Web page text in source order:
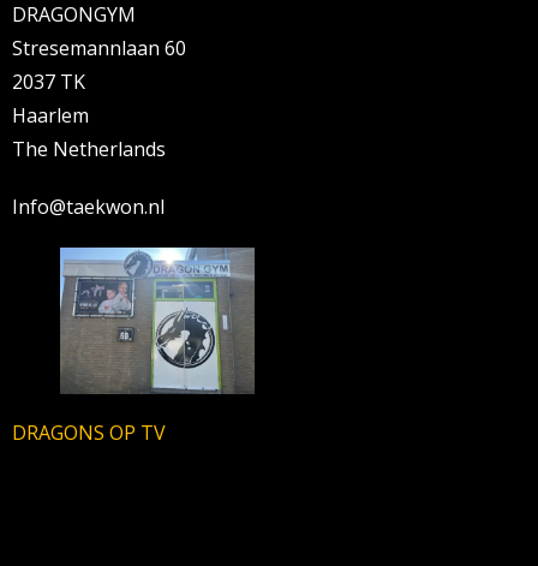
DRAGONGYM
Stresemannlaan 60
2037 TK
Haarlem
The Netherlands
Info@taekwon.nl
DRAGONS OP TV